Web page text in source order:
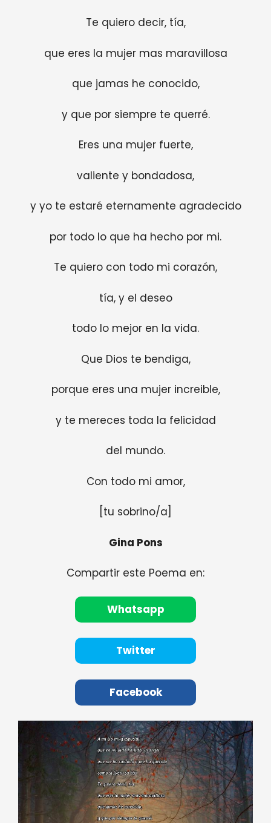
Te quiero decir, tía,
que eres la mujer mas maravillosa
que jamas he conocido,
y que por siempre te querré.
Eres una mujer fuerte,
valiente y bondadosa,
y yo te estaré eternamente agradecido
por todo lo que ha hecho por mi.
Te quiero con todo mi corazón,
tía, y el deseo
todo lo mejor en la vida.
Que Dios te bendiga,
porque eres una mujer increible,
y te mereces toda la felicidad
del mundo.
Con todo mi amor,
[tu sobrino/a]
Gina Pons
Compartir este Poema en:
Whatsapp
Twitter
Facebook